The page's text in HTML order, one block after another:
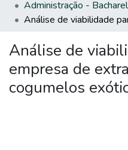
Administração -
Análise de
empresa de
cogumelos